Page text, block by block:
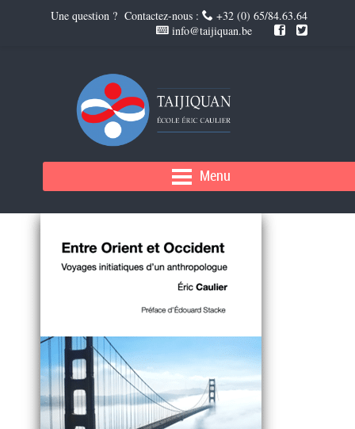
Menu
DEMANDE DE TÉLÉCHARGEMENT
Une question ? Contactez-nous :
+32 (0) 65/84.63.64
info@taijiquan.be